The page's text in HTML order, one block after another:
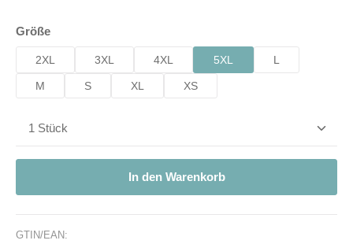
Größeauswählen
2XL 3XL 4XL 5XL L
M S XL XS
Produkt Anzahl: Gib den gewünschten Wert ein
In den Warenkorb
GTIN/EAN: